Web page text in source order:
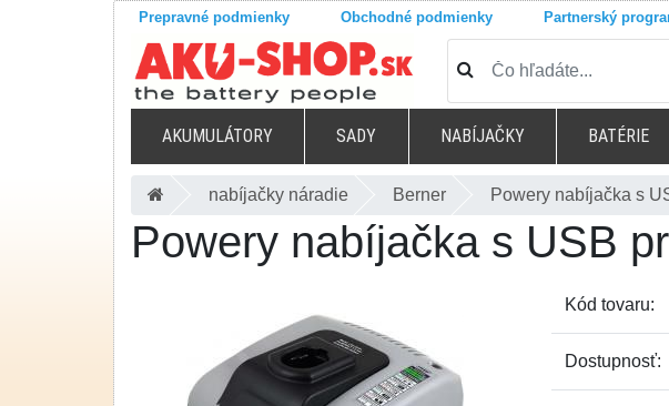
Prepravné podmienky Obchodné podmienky Partnerský
AKUMULÁTORY SADY NABÍJAČKY BATÉRIE
nabíjačky náradie Berner Powery nabíjačka s
Powery nabíjačka s USB
Kód tovaru:
Dostupnosť: